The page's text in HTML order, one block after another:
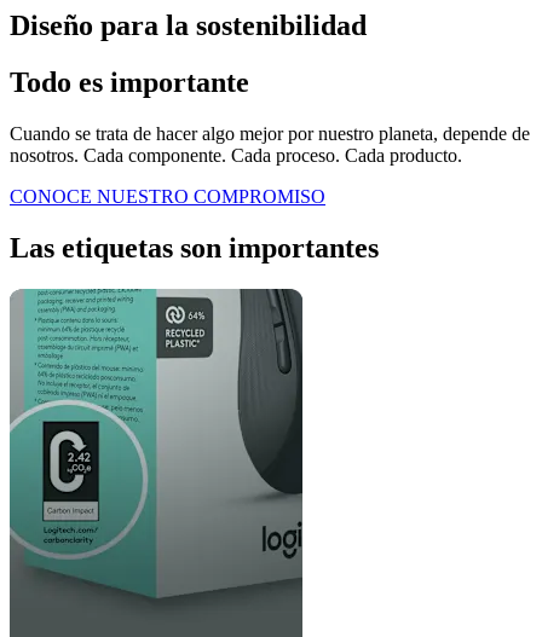
Diseño para la sostenibilidad
Todo es importante
Cuando se trata de hacer algo mejor por nuestro planeta, depende de
nosotros. Cada componente. Cada proceso. Cada producto.
CONOCE NUESTRO COMPROMISO
Las etiquetas son importantes